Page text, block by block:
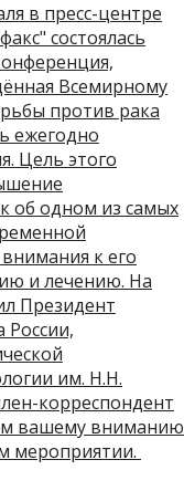
в пресс-центре
состоялась
Всемирному
против рака
ежегодно
Цель этого
об одном из самых
к его
и лечению. На
Президент
им. Н.Н.
корреспондент
вашему вниманию
мероприятии.